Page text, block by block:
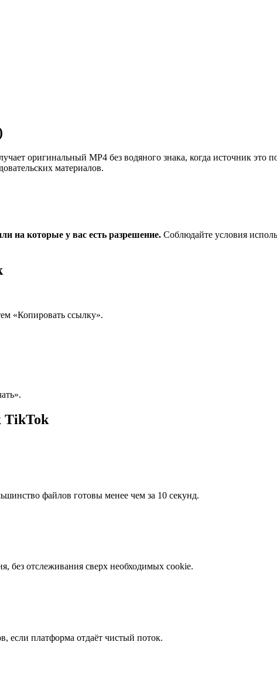
оригинальный MP4 без водяного знака, когда источник это
материалов.
на которые у вас есть разрешение. Соблюдайте условия
«Копировать ссылку».
TikTok
файлов готовы менее чем за 10 секунд.
без отслеживания сверх необходимых cookie.
если платформа отдаёт чистый поток.